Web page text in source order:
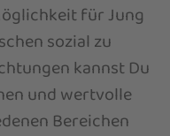
für Jung
sozial zu
kannst Du
und wertvolle
Bereichen